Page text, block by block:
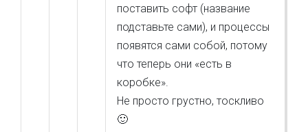
поставить софт (название
подставьте сами), и процессы
появятся сами собой, потому
что теперь они «есть в
коробке».
Не просто грустно, тоскливо
🙂